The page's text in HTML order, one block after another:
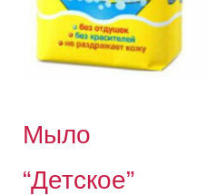
Мыло
“Детское”